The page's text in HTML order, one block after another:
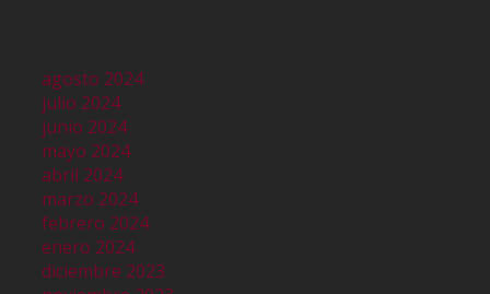
agosto 2024
julio 2024
junio 2024
mayo 2024
abril 2024
marzo 2024
febrero 2024
enero 2024
diciembre 2023